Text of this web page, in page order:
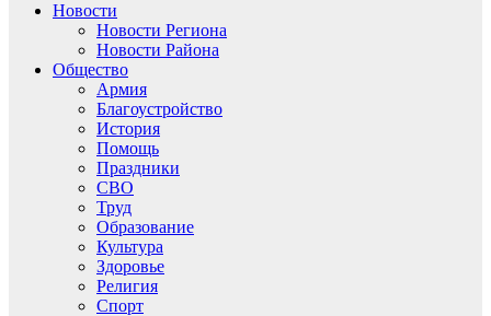
Новости
Новости Региона
Новости Района
Общество
Армия
Благоустройство
История
Помощь
Праздники
СВО
Труд
Образование
Культура
Здоровье
Религия
Спорт